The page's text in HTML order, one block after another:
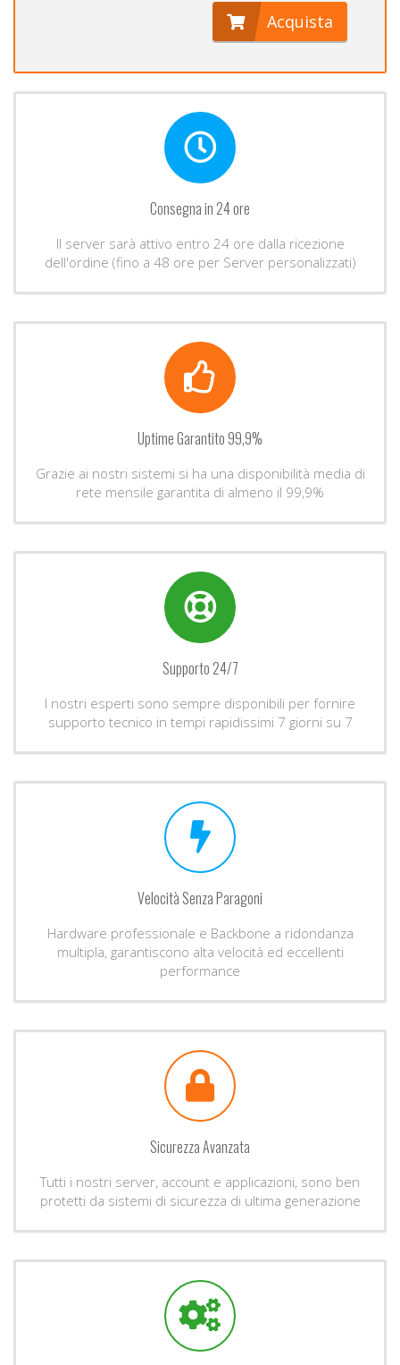
Acquista
Consegna in 24 ore
Il server sarà attivo entro 24 ore dalla ricezione
dell'ordine (fino a 48 ore per Server personalizzati)
Uptime Garantito 99,9%
Grazie ai nostri sistemi si ha una disponibilità media di
rete mensile garantita di almeno il 99,9%
Supporto 24/7
I nostri esperti sono sempre disponibili per fornire
supporto tecnico in tempi rapidissimi 7 giorni su 7
Velocità Senza Paragoni
Hardware professionale e Backbone a ridondanza
multipla, garantiscono alta velocità ed eccellenti
performance
Sicurezza Avanzata
Tutti i nostri server, account e applicazioni, sono ben
protetti da sistemi di sicurezza di ultima generazione